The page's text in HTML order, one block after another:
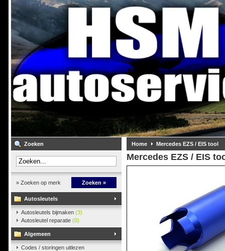
Zoeken
» Zoeken op merk Zoeken »
Autosleutels
Autosleutels bijmaken (3)
Autosleutel reparatie (0)
Algemeen
Codes / storingen uitlezen
Home Mercedes EZS / EIS tool
Mercedes EZS / EIS